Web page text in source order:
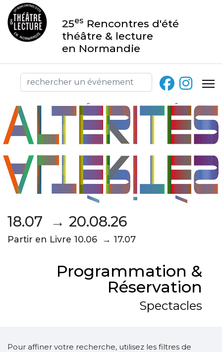
25es Rencontres d'été
théâtre & lecture
en Normandie
18.07 → 20.08.26
Partir en Livre 10.06 → 17.07
Programmation &
Réservation
Spectacles
Pour affiner votre recherche, utilisez les filtres de